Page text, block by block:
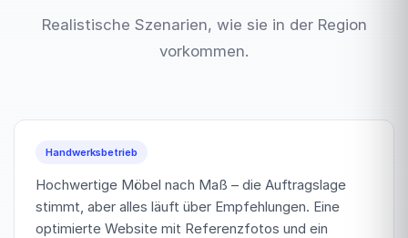
Realistische Szenarien, wie sie in der Region
vorkommen.
Handwerksbetrieb
Hochwertige Möbel nach Maß – die Auftragslage
stimmt, aber alles läuft über Empfehlungen. Eine
optimierte Website mit Referenzfotos und ein